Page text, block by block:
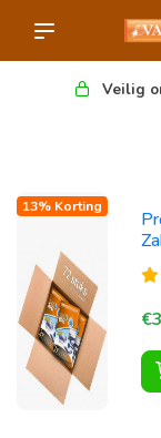
Veilig
13% Korting